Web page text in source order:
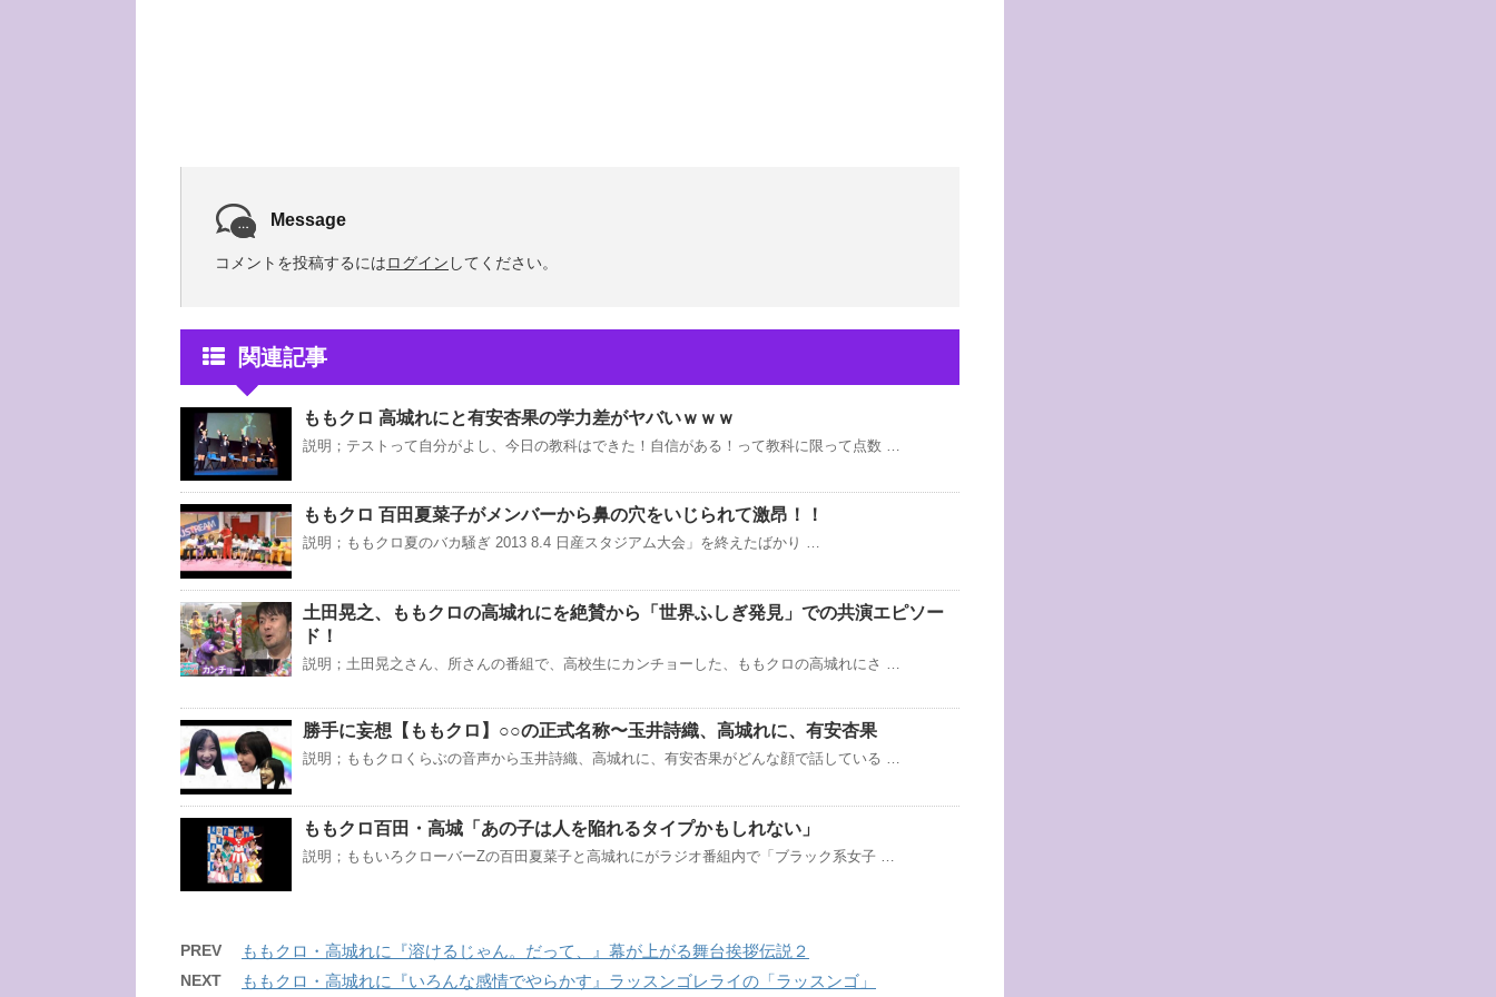
Message
コメントを投稿するにはログイン してください。
関連記事
ももクロ 高城れにと有安杏果の学力差がヤバいｗｗｗ
説明；テストって自分がよし、今日の教科はできた！自信がある！って教科に限って点数 …
ももクロ 百田夏菜子がメンバーから鼻の穴をいじられて激昂！！
説明；ももクロ夏のバカ騒ぎ 2013 8.4 日産スタジアム大会」を終えたばかり …
土田晃之、ももクロの高城れにを絶賛から「世界ふしぎ発見」での共演エピソー
ド！
説明；土田晃之さん、所さんの番組で、高校生にカンチョーした、ももクロの高城れにさ …
勝手に妄想【ももクロ】○○の正式名称〜玉井詩織、高城れに、有安杏果
説明；ももクロくらぶの音声から玉井詩織、高城れに、有安杏果がどんな顔で話している …
ももクロ百田・高城「あの子は人を陥れるタイプかもしれない」
説明；ももいろクローバーZの百田夏菜子と高城れにがラジオ番組内で「ブラック系女子 …
PREV ももクロ・高城れに『溶けるじゃん。だって、』幕が上がる舞台挨拶伝説２
NEXT ももクロ・高城れに『いろんな感情でやらかす』ラッスンゴレライの「ラッスンゴ」